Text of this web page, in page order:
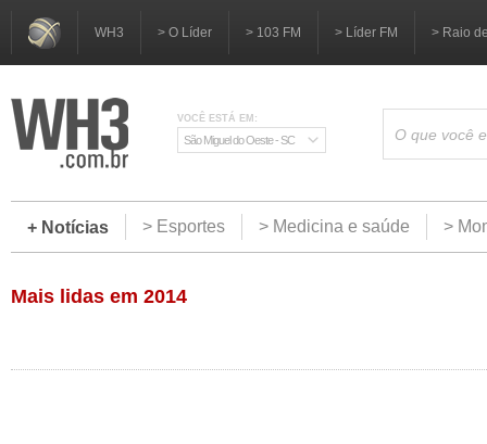
WH3 > O Líder > 103 FM > Líder FM > Raio
VOCÊ ESTÁ EM:
São Miguel do Oeste - SC
+ Notícias > Esportes > Medicina e saúde >
Mais lidas em 2014